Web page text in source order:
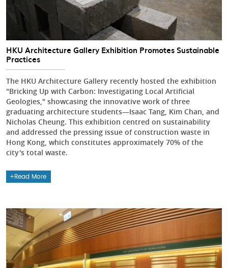
HKU Architecture Gallery Exhibition Promotes Sustainable
Practices
The HKU Architecture Gallery recently hosted the exhibition
"Bricking Up with Carbon: Investigating Local Artificial
Geologies," showcasing the innovative work of three
graduating architecture students—Isaac Tang, Kim Chan, and
Nicholas Cheung. This exhibition centred on sustainability
and addressed the pressing issue of construction waste in
Hong Kong, which constitutes approximately 70% of the
city's total waste.
Read More